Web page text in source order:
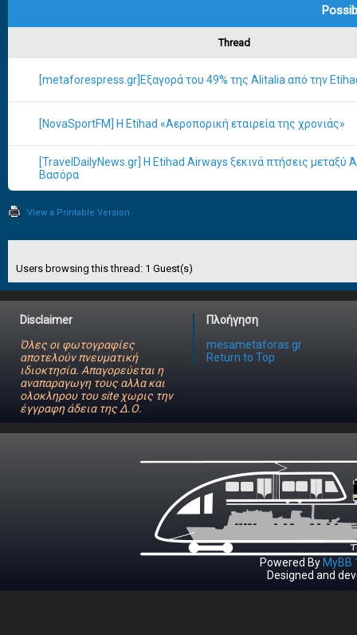
Thread
[metaforespress.gr]Εξαγορά του 49% της Alitalia από την
[NovaSportFM] Η Etihad «Αεροπορική εταιρεία της χρονιάς»
[TravelDailyNews.gr] Η Etihad Airways ξεκινά πτήσεις μεταξύ
Βασόρα
View a Printable Version
Users browsing this thread: 1 Guest(s)
Disclaimer
Όλες οι φωτογραφίες
αποτελούν πνευματική
ιδιοκτησία. Απαγορεύεται η
αναπαραγωγη τους αλλα και
ολοκληρου του site χωρις την
έγγραφη άδεια της Δ.Ο.
Πλοήγηση
mesametaforas.gr
Return to Top
Powered By MyBB
Designed and